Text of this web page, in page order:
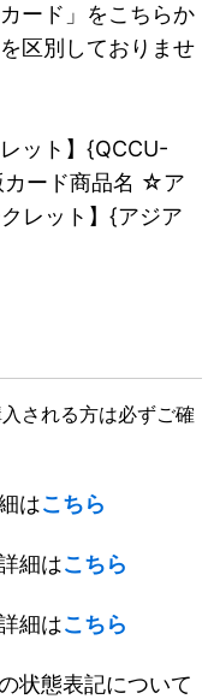
ード」をこちらか
区別しておりませ
ット】{QCCU-
カード商品名 ☆ア
レット】{アジア
される方は必ずご確
はこちら
細はこちら
細はこちら
状態表記について